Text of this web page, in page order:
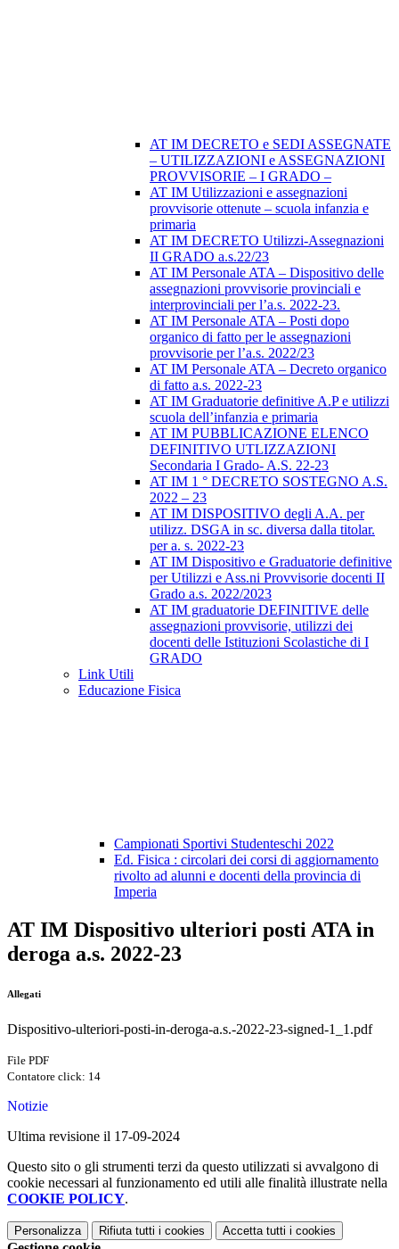
AT IM DECRETO e SEDI ASSEGNATE
– UTILIZZAZIONI e ASSEGNAZIONI
PROVVISORIE – I GRADO –
AT IM Utilizzazioni e assegnazioni
provvisorie ottenute – scuola infanzia e
primaria
AT IM DECRETO Utilizzi-Assegnazioni
II GRADO a.s.22/23
AT IM Personale ATA – Dispositivo delle
assegnazioni provvisorie provinciali e
interprovinciali per l’a.s. 2022-23.
AT IM Personale ATA – Posti dopo
organico di fatto per le assegnazioni
provvisorie per l’a.s. 2022/23
AT IM Personale ATA – Decreto organico
di fatto a.s. 2022-23
AT IM Graduatorie definitive A.P e utilizzi
scuola dell’infanzia e primaria
AT IM PUBBLICAZIONE ELENCO
DEFINITIVO UTLIZZAZIONI
Secondaria I Grado- A.S. 22-23
AT IM 1 ° DECRETO SOSTEGNO A.S.
2022 – 23
AT IM DISPOSITIVO degli A.A. per
utilizz. DSGA in sc. diversa dalla titolar.
per a. s. 2022-23
AT IM Dispositivo e Graduatorie definitive
per Utilizzi e Ass.ni Provvisorie docenti II
Grado a.s. 2022/2023
AT IM graduatorie DEFINITIVE delle
assegnazioni provvisorie, utilizzi dei
docenti delle Istituzioni Scolastiche di I
GRADO
Link Utili
Educazione Fisica
Campionati Sportivi Studenteschi 2022
Ed. Fisica : circolari dei corsi di aggiornamento
rivolto ad alunni e docenti della provincia di
Imperia
AT IM Dispositivo ulteriori posti ATA in
deroga a.s. 2022-23
Allegati
Dispositivo-ulteriori-posti-in-deroga-a.s.-2022-23-signed-1_1.pdf
File PDF
Contatore click: 14
Notizie
Ultima revisione il 17-09-2024
Questo sito o gli strumenti terzi da questo utilizzati si avvalgono di
cookie necessari al funzionamento ed utili alle finalità illustrate nella
COOKIE POLICY.
Personalizza Rifiuta tutti i cookies Accetta tutti i cookies